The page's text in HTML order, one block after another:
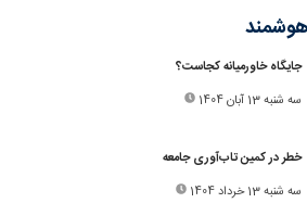
جایگاه خاورمیانه کجاست؟
سه شنبه 13 آبان 1404
خطر در کمین تاب‌آوری جامعه
سه شنبه 13 خرداد 1404